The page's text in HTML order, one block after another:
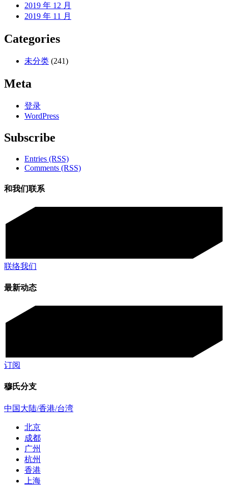
2019 年 12 月
2019 年 11 月
Categories
未分类 (241)
Meta
登录
WordPress
Subscribe
Entries (RSS)
Comments (RSS)
和我们联系
联络我们
最新动态
订阅
穆氏分支
中国大陆/香港/台湾
北京
成都
广州
杭州
香港
上海